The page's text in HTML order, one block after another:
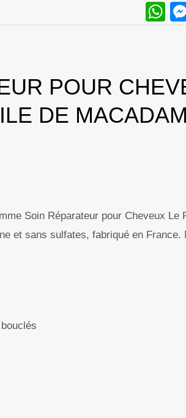
POUR
DE
Soin Réparateur pour Cheveux
et sans sulfates, fabriqué en